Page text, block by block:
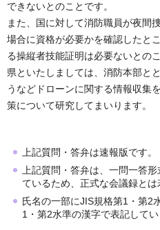
できないとのことです。
また、国に対して消防職員が夜間
場合に資格が必要かを確認したと
る操縦者技能証明は必要ないとの
県といたしましては、消防本部と
うなどドローンに関する情報収集
策について研究してまいります。
上記質問・答弁は速報版です。
上記質問・答弁は、一問一答
ているため、正式な会議録とは
氏名の一部にJIS規格第1・第2
1・第2水準の漢字で表記してい